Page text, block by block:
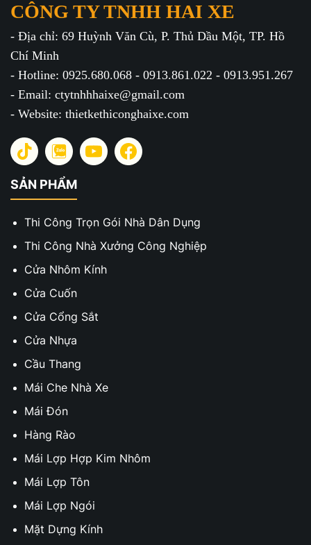
CÔNG TY TNHH HAI XE
- Địa chỉ: 69 Huỳnh Văn Cù, P. Thủ Dầu Một, TP. Hồ
Chí Minh
- Hotline: 0925.680.068 - 0913.861.022 - 0913.951.267
- Email: ctytnhhhaixe@gmail.com
- Website: thietkethiconghaixe.com
SẢN PHẨM
Thi Công Trọn Gói Nhà Dân Dụng
Thi Công Nhà Xưởng Công Nghiệp
Cửa Nhôm Kính
Cửa Cuốn
Cửa Cổng Sắt
Cửa Nhựa
Cầu Thang
Mái Che Nhà Xe
Mái Đón
Hàng Rào
Mái Lợp Hợp Kim Nhôm
Mái Lợp Tôn
Mái Lợp Ngói
Mặt Dựng Kính